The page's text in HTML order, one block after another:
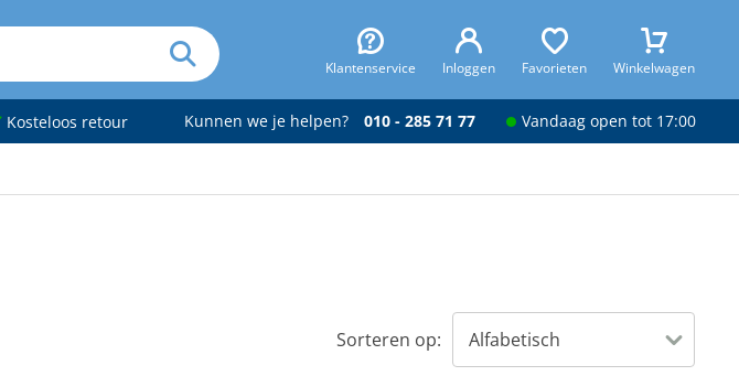
Klantenservice Inloggen Favorieten Winkelwagen
Kosteloos retour Kunnen we je helpen? 010 - 285 71 77 Vandaag open tot 17:00
Sorteren op: